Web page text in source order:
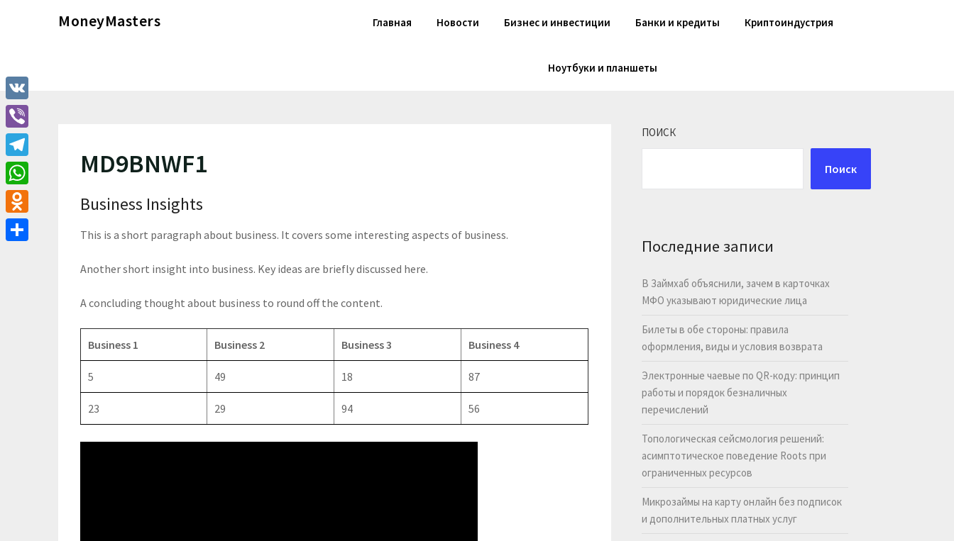
MoneyMasters Главная Новости Бизнес и инвестиции Банки и кредиты Криптоиндустрия
Ноутбуки и планшеты
MD9BNWF1
Business Insights
This is a short paragraph about business. It covers some interesting aspects of business.
Another short insight into business. Key ideas are briefly discussed here.
A concluding thought about business to round off the content.
Business 1 Business 2 Business 3 Business 4
5 49 18 87
23 29 94 56
ПОИСК
Поиск
Последние записи
В Займхаб объяснили, зачем в карточках
МФО указывают юридические лица
Билеты в обе стороны: правила
оформления, виды и условия возврата
Электронные чаевые по QR-коду: принцип
работы и порядок безналичных
перечислений
Топологическая сейсмология решений:
асимптотическое поведение Roots при
ограниченных ресурсов
Микрозаймы на карту онлайн без подписок
и дополнительных платных услуг
VK
Viber
Telegram
WhatsApp
Odnoklassniki